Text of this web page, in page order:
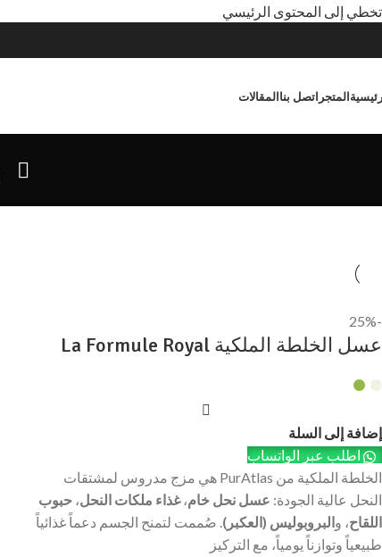
تخطي إلى المحتوى الرئيسي
المتجر اتصل بناالمقالات
-25%
عسل الخلطة الملكية La Formule Royal
إضافة إلى السلة
اطلب عبر الواتساب
الخلطة الملكية من PurAtlas هي مزج مدروس لمشتقات
النحل عالية الجودة: عسل نحل خام،غذاء ملكات النحل، حبوب
اللقاح، والبروبوليس (العكبر). صُممت لتمنح الجسم دعماً غذائياً
طبيعياً وتوازناً يومياً، مع التركيز